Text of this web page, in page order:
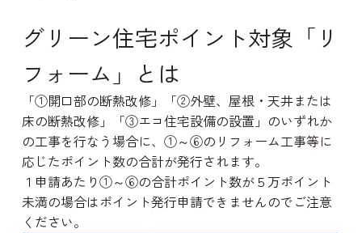
お問い
グリーン住宅ポイント対象「リ
フォーム」とは
「①開口部の断熱改修」「②外壁、屋根・天井または
床の断熱改修」「③エコ住宅設備の設置」のいずれか
の工事を行なう場合に、①～⑥のリフォーム工事等に
応じたポイント数の合計が発行されます。
１申請あたり①～⑥の合計ポイント数が５万ポイント
未満の場合はポイント発行申請できませんのでご注意
ください。